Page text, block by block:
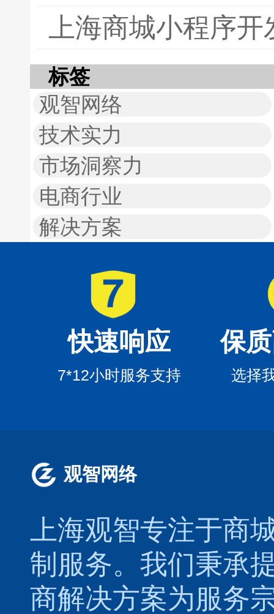
上海商城小程序
标签
观智网络
技术实力
市场洞察力
电商行业
解决方案
快速响应
7*12小时服务支持
保
选择
观智网络
上海观智专注于商
制 服务。我们秉承
商解决方案为服务